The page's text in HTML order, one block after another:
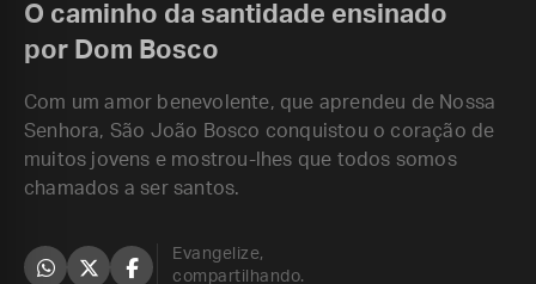
O caminho da santidade ensinado
por Dom Bosco
Com um amor benevolente, que aprendeu de Nossa
Senhora, São João Bosco conquistou o coração de
muitos jovens e mostrou-lhes que todos somos
chamados a ser santos.
Evangelize,
compartilhando.